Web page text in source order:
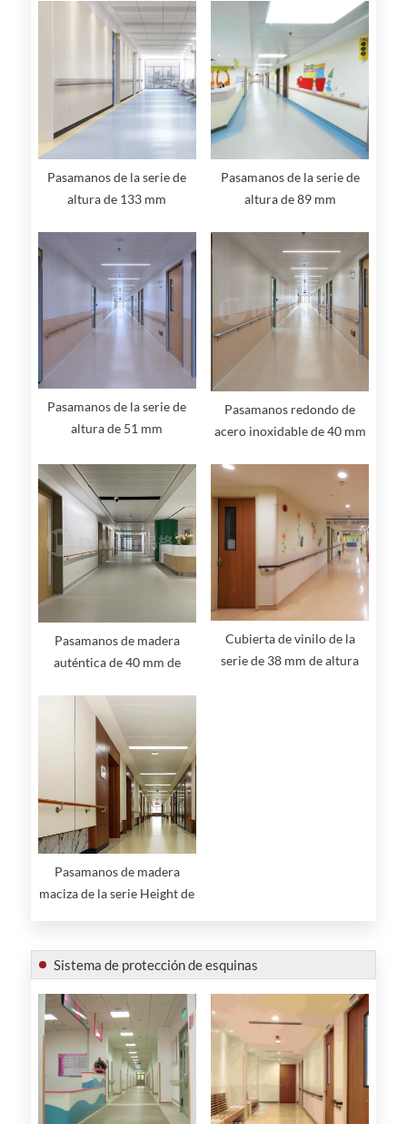
Pasamanos de la serie de
altura de 133 mm
Pasamanos de la serie de
altura de 89 mm
Pasamanos de la serie de
altura de 51 mm
Pasamanos redondo de
acero inoxidable de 40 mm
Pasamanos de madera
auténtica de 40 mm de
Cubierta de vinilo de la
serie de 38 mm de altura
Pasamanos de madera
maciza de la serie Height de
Sistema de protección de esquinas